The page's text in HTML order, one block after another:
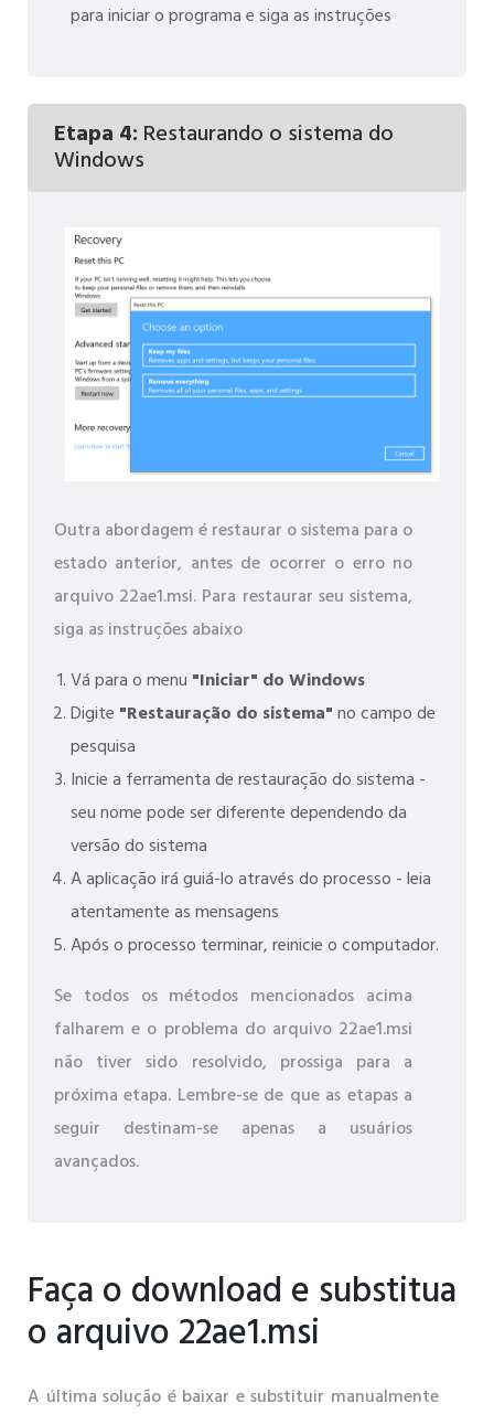
para iniciar o programa e siga as instruções
Etapa 4: Restaurando o sistema do
Windows
Outra abordagem é restaurar o sistema para o
estado anterior, antes de ocorrer o erro no
arquivo 22ae1.msi. Para restaurar seu sistema,
siga as instruções abaixo
Vá para o menu "Iniciar" do Windows
Digite "Restauração do sistema"no campo de
pesquisa
Inicie a ferramenta de restauração do sistema -
seu nome pode ser diferente dependendo da
versão do sistema
A aplicação irá guiá-lo através do processo - leia
atentamente as mensagens
Após o processo terminar, reinicie o computador.
Se todos os métodos mencionados acima
falharem e o problema do arquivo 22ae1.msi
não tiver sido resolvido, prossiga para a
próxima etapa. Lembre-se de que as etapas a
seguir destinam-se apenas a usuários
avançados.
Faça o download e substitua
o arquivo 22ae1.msi
A última solução é baixar e substituir manualmente